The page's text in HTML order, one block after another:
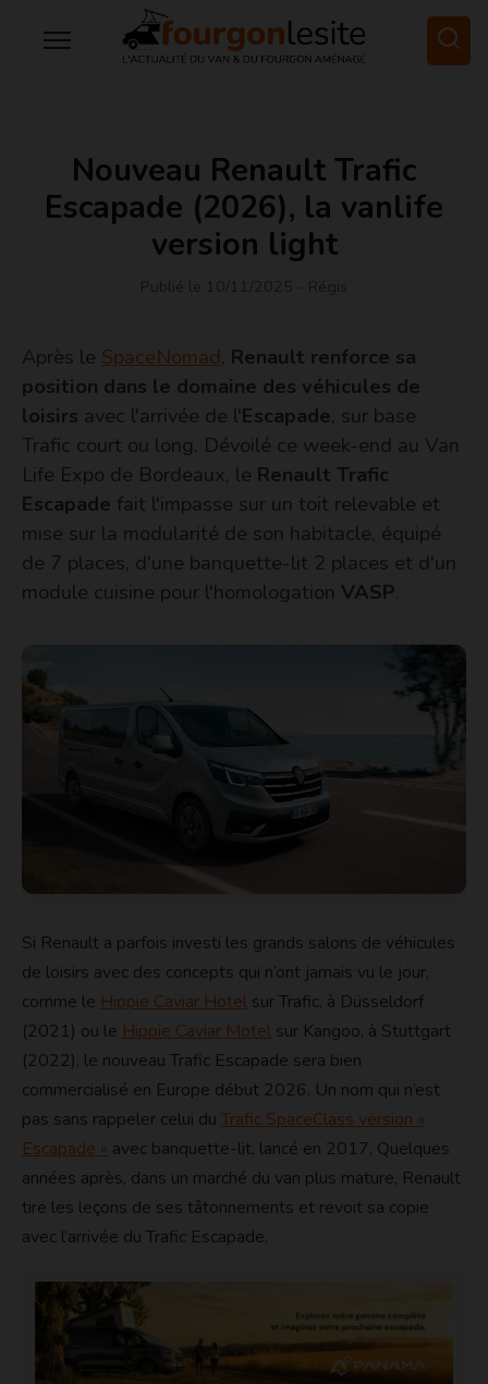
Nouveau Renault Trafic
Escapade (2026), la vanlife
version light
Après le SpaceNomad, Renault renforce sa
position dans le domaine des véhicules de
loisirs avec l'arrivée de l'Escapade, sur base
Trafic court ou long. Dévoilé ce week-end au Van
Life Expo de Bordeaux, le Renault Trafic
Escapade fait l'impasse sur un toit relevable et
mise sur la modularité de son habitacle, équipé
de 7 places, d'une banquette-lit 2 places et d'un
module cuisine pour l'homologation VASP
Si Renault a parfois investi les grands salons de véhicules
de loisirs avec des concepts qui n’ont jamais vu le jour,
comme le Hippie Caviar Hotel sur Trafic, à Düsseldorf
(2021) ou le Hippie Caviar Motel sur Kangoo, à Stuttgart
(2022), le nouveau Trafic Escapade sera bien
commercialisé en Europe début 2026. Un nom qui n’est
pas sans rappeler celui du Trafic SpaceClass version «
Escapade » avec banquette-lit, lancé en 2017. Quelques
années après, dans un marché du van plus mature, Renault
tire les leçons de ses tâtonnements et revoit sa copie
avec l’arrivée du Trafic Escapade.